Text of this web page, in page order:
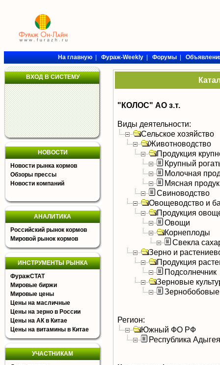
На главную|Фураж-Weekly|Форумы|
ВХОД В СИСТЕМУ
НОВОСТИ
Новости рынка кормов
Обзоры прессы
Новости компаний
АНАЛИТИКА
Российский рынок кормов
Мировой рынок кормов
ИНСТРУМЕНТЫ РЫНКА
ФуражСТАТ
Мировые биржи
Мировые цены
Цены на масличные
Цены на зерно в России
Цены на АК в Китае
Цены на витамины в Китае
УЧАСТНИКАМ
"КОЛОС" АО з.т.
Виды деятельности:
Сельское хозяйство
Животноводство
Продукция
Крупный
Молочная
Мясная
Свиноводство
Овощеводство и
Продукция
Овощи
Корнеплоды
Свекла
Зерно и
Продукция
Подсолнечник
Зерновые
Зернобобовые
Регион:
Южный ФО РФ
Республика Адыгея